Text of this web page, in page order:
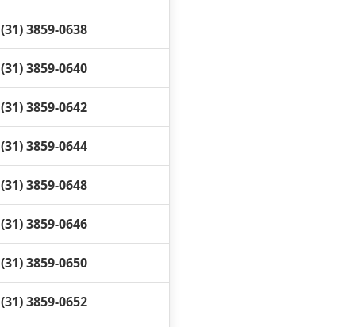
(31) 3859-0638
(31) 3859-0640
(31) 3859-0642
(31) 3859-0644
(31) 3859-0648
(31) 3859-0646
(31) 3859-0650
(31) 3859-0652